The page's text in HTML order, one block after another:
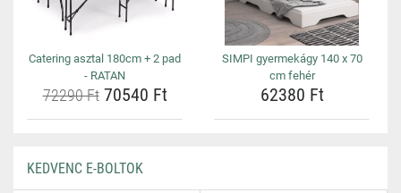
Catering asztal 180cm + 2 pad
- RATAN
72290 Ft70540 Ft
SIMPI gyermekágy 140 x 70
cm fehér
62380 Ft
KEDVENC E-BOLTOK